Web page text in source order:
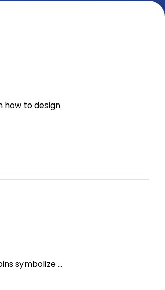
how to design
symbolize …